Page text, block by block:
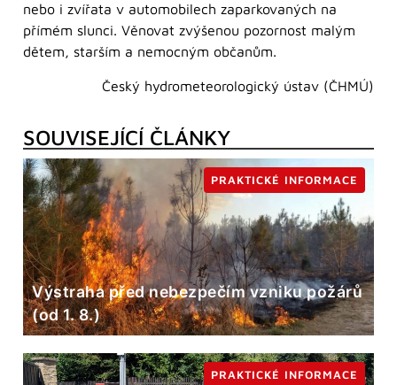
nebo i zvířata v automobilech zaparkovaných na
přímém slunci. Věnovat zvýšenou pozornost malým
dětem, starším a nemocným občanům.
Český hydrometeorologický ústav (ČHMÚ)
SOUVISEJÍCÍ ČLÁNKY
Výstraha před nebezpečím vzniku požárů
(od 1. 8.)
PRAKTICKÉ INFORMACE
PRAKTICKÉ INFORMACE